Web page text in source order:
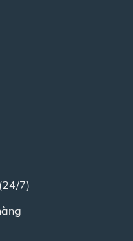
7)